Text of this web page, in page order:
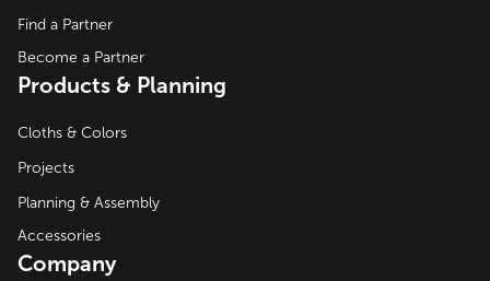
Find a Partner
Become a Partner
Products & Planning
Cloths & Colors
Projects
Planning & Assembly
Accessories
Company